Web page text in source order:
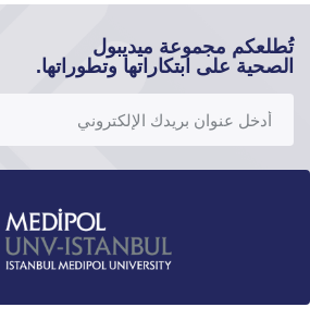
تُطلعكم مجموعة ميديبول
الصحية على ابتكاراتها وتطوراتها.